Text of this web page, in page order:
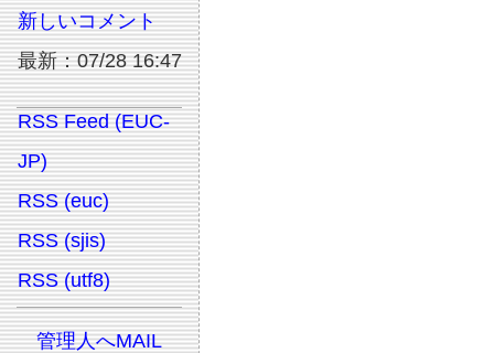
新しいコメント
最新：07/28 16:47
RSS Feed (EUC-
JP)
RSS (euc)
RSS (sjis)
RSS (utf8)
管理人へMAIL